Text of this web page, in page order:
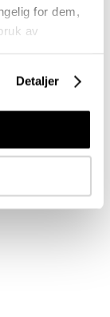
for dem,
av
Detaljer
Sort